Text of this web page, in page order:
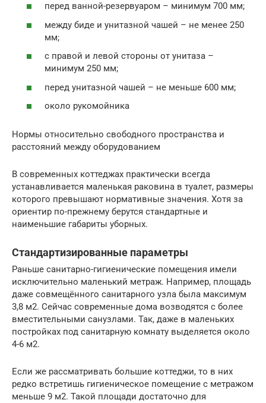
перед ванной-резервуаром – минимум 700 мм;
между биде и унитазной чашей – не менее 250
мм;
с правой и левой стороны от унитаза –
минимум 250 мм;
перед унитазной чашей – не меньше 600 мм;
около рукомойника
Нормы относительно свободного пространства и
расстояний между оборудованием
В современных коттеджах практически всегда
устанавливается маленькая раковина в туалет, размеры
которого превышают нормативные значения. Хотя за
ориентир по-прежнему берутся стандартные и
наименьшие габариты уборных.
Стандартизированные параметры
Раньше санитарно-гигиенические помещения имели
исключительно маленький метраж. Например, площадь
даже совмещённого санитарного узла была максимум
3,8 м2. Сейчас современные дома возводятся с более
вместительными санузлами. Так, даже в маленьких
постройках под санитарную комнату выделяется около
4-6 м2.
Если же рассматривать большие коттеджи, то в них
редко встретишь гигиеническое помещение с метражом
меньше 9 м2. Такой площади достаточно для